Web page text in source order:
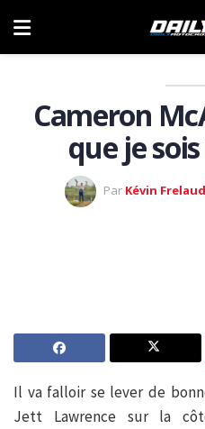
Cameron
que je
Par Kévin Frelaud
Il va falloir se lever de
Jett Lawrence sur la